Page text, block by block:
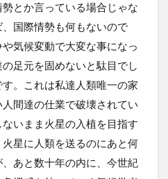
とか言っている場合じゃな
国際情勢も何もないので
気候変動で大変な事になっ
足元を固めないと駄目でし
す。これは私達人類唯一の家
間達の仕業で破壊されてい
いまま火星の入植を目指す
星に人類を送るのにあと何
あと数十年の内に、今世紀